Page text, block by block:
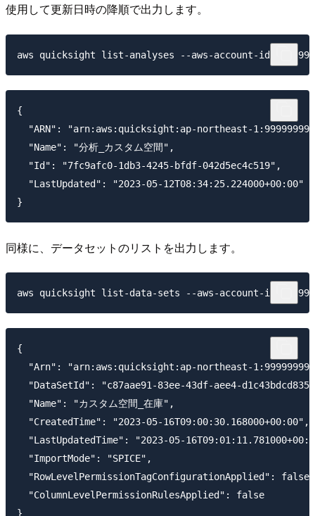
使用して更新日時の降順で出力します。
{
"ARN": "arn:aws:quicksight:ap-northeast-
  "Name": "分析_カスタム空間",
  "Id": "7fc9afc0-1db3-4245-bfdf-042d5ec4c519",
  "LastUpdated": "2023-05-12T08:34:25.224000+00:00"
同様に、データセットのリストを出力します。
{
"Arn": "arn:aws:quicksight:ap-northeast-
"DataSetId": "c87aae91-83ee-43df-aee4-
  "Name": "カスタム空間_在庫",
  "CreatedTime": "2023-05-16T09:00:30.168000+00:00",
"LastUpdatedTime": "2023-05-
  "ImportMode": "SPICE",
  "RowLevelPermissionTagConfigurationApplied": false,
  "ColumnLevelPermissionRulesApplied": false
}